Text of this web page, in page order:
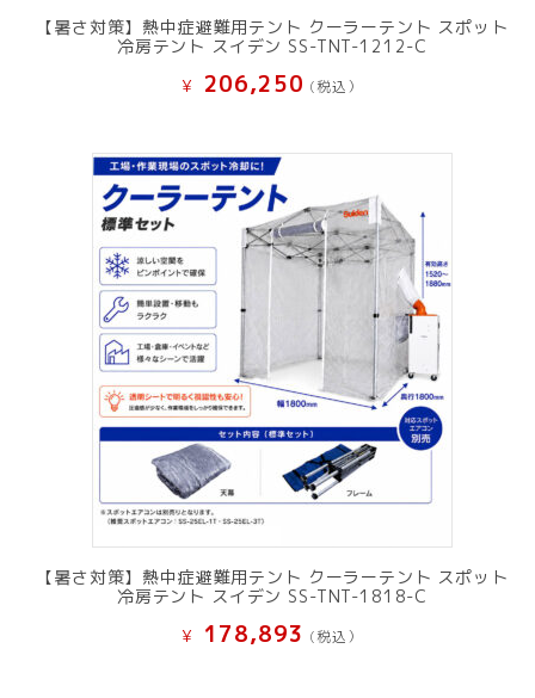
【暑さ対策】熱中症避難用テント クーラーテント スポット
冷房テント スイデン SS-TNT-1212-C
¥ 206,250 (税込）
【暑さ対策】熱中症避難用テント クーラーテント スポット
冷房テント スイデン SS-TNT-1818-C
¥ 178,893 (税込）